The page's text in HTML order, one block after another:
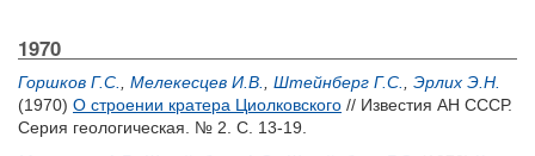
1970
Горшков Г.С. Мелекесцев И.В. Штейнберг Г.С.
Эрлих Э.Н.
(1970) О строении кратера Циолковского // Известия АН СССР.
Серия геологическая. № 2. С. 13-19.